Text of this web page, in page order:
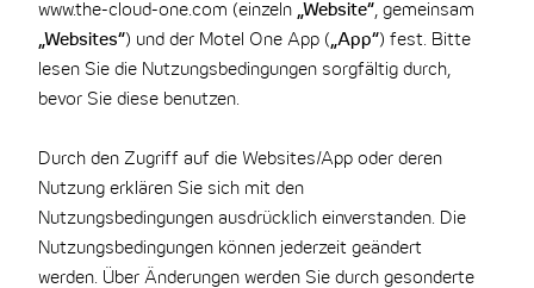
www.the-cloud-one.com (einzeln „Website“, gemeinsam
„Websites“ ) und der Motel One App ( „App“ ) fest. Bitte
lesen Sie die Nutzungsbedingungen sorgfältig durch,
bevor Sie diese benutzen.
Durch den Zugriff auf die Websites/App oder deren
Nutzung erklären Sie sich mit den
Nutzungsbedingungen ausdrücklich einverstanden. Die
Nutzungsbedingungen können jederzeit geändert
werden. Über Änderungen werden Sie durch gesonderte